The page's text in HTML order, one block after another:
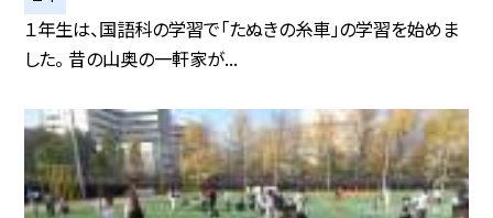
１年生は、国語科の学習で「たぬきの糸車」の学習を始めま
した。 昔の山奥の一軒家が...